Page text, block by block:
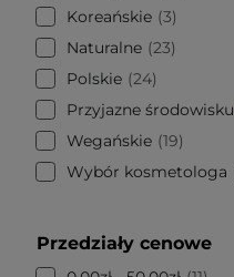
Koreańskie 3
Naturalne 23
Polskie 24
Przyjazne środowisku
Wegańskie 19
Wybór kosmetologa
Przedziały cenowe